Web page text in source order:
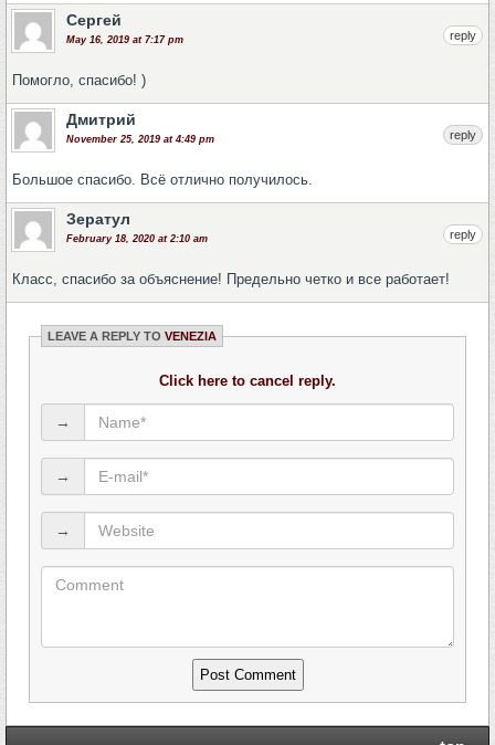
Сергей
May 16, 2019 at 7:17 pm
Помогло, спасибо! )
reply
Дмитрий
November 25, 2019 at 4:49 pm
Большое спасибо. Всё отлично получилось.
reply
Зератул
February 18, 2020 at 2:10 am
Класс, спасибо за объяснение! Предельно четко и все работает!
reply
LEAVE A REPLY TO VENEZIA
Click here to cancel reply.
→
→
→